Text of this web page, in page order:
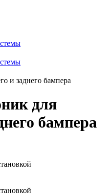
и заднего бампера
для
бампера